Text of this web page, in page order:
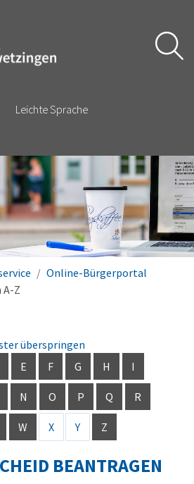
Leichte Sprache
Online-Bürgerportal
A-Z
überspringen
E F G H I
N O P Q R
W X Y Z
BEANTRAGEN